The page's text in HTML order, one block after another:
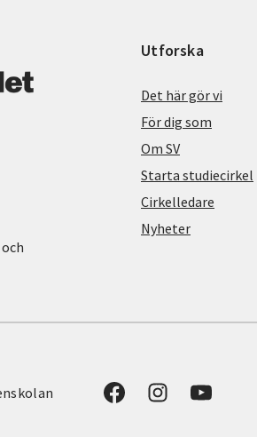
Utforska
Det här gör vi
För dig som
Om SV
Starta studiecirkel
Cirkelledare
Nyheter